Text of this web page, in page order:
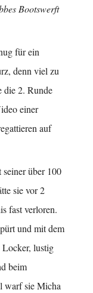
Bootswerft
für ein
denn viel zu
die 2. Runde
einer
auf
über 100
sie vor 2
fast verloren.
und mit dem
lustig
beim
warf sie Micha